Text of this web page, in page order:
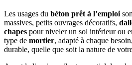
Les usages du béton prêt à l’emploi
massives, petits ouvrages décoratifs,
chapes pour niveler un sol intérieur ou
type de mortier, adapté à chaque
durable, quelle que soit la nature de